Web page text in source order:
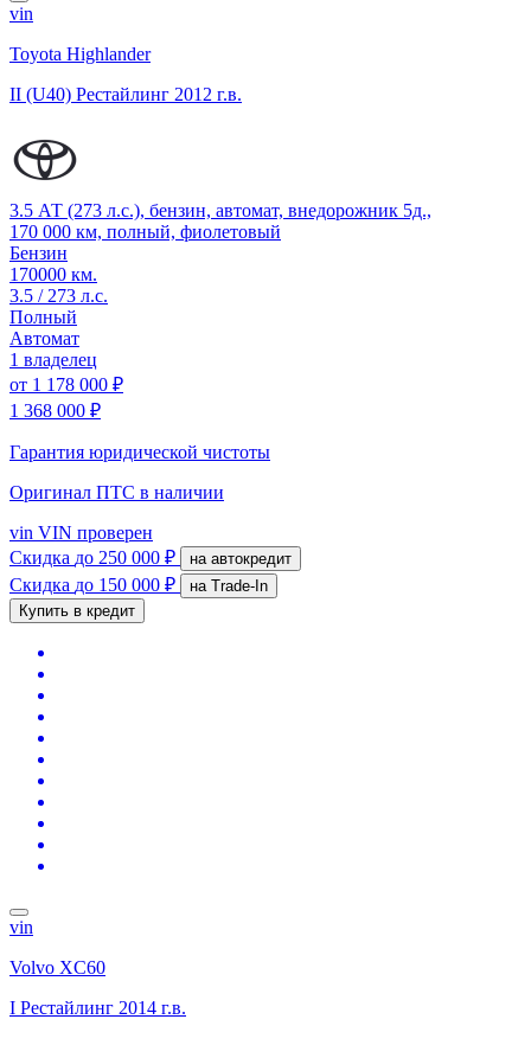
vin
Toyota Highlander
II (U40) Рестайлинг 2012 г.в.
3.5 АТ (273 л.с.), бензин, автомат, внедорожник 5д.,
170 000 км, полный, фиолетовый
Бензин
170000 км.
3.5 / 273 л.с.
Полный
Автомат
1 владелец
от 1 178 000 ₽
1 368 000 ₽
Гарантия юридической чистоты
Оригинал ПТС в наличии
vin VIN проверен
Скидка до 250 000 ₽ на автокредит
Скидка до 150 000 ₽
на Trade-In
Купить в кредит
vin
Volvo XC60
I Рестайлинг 2014 г.в.